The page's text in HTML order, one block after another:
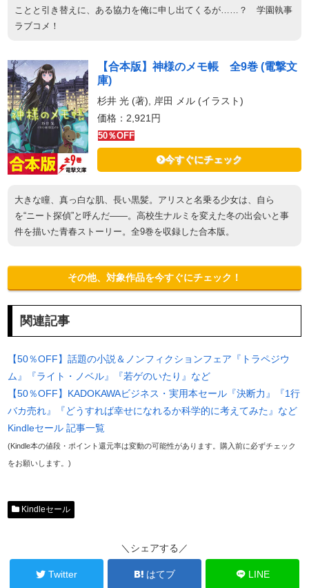
ことと引き替えに、ある協力を俺に申し出てくるが……？ 学園執事
ラブコメ！
【合本版】神様のメモ帳 全9巻 (電撃文
庫)
杉井 光 (著), 岸田 メル (イラスト)
価格：2,921円
50％OFF
今すぐにチェック
大きな瞳、真っ白な肌、長い黒髪。アリスと名乗る少女は、自ら
を“ニート探偵”と呼んだ――。高校生ナルミを変えた冬の出会いと事
件を描いた青春ストーリー。全9巻を収録した合本版。
その他、対象作品を今すぐにチェック！
関連記事
【50％OFF】話題の小説＆ノンフィクションフェア『トラペジウ
ム』『ライト・ノベル』『若ゲのいたり』など
【50％OFF】KADOKAWAビジネス・実用本セール『決断力』『1行
バカ売れ』『どうすれば幸せになれるか科学的に考えてみた』など
Kindleセール 記事一覧
(Kindle本の値段・ポイント還元率は変動の可能性があります。購入前に必ずチェック
をお願いします。)
Kindleセール
＼シェアする／
Twitter はてブ LINE